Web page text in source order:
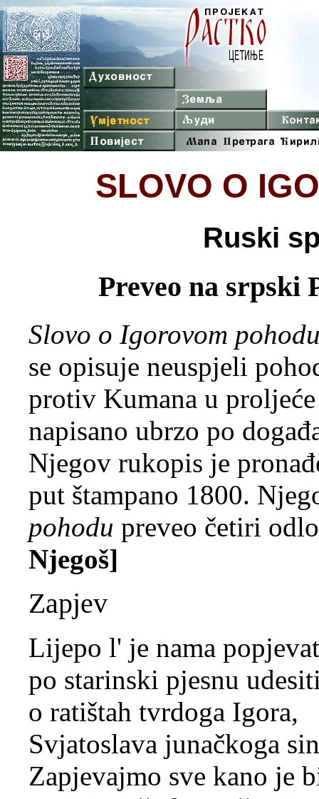
SLOVO O
Ruski
Preveo na srpski
Slovo o Igorovom
se opisuje neuspjeli
protiv Kumana u
napisano ubrzo po
Njegov rukopis je
put štampano 1800.
pohodu preveo četiri
Njegoš]
Zapjev
Lijepo l' je nama
po starinski pjesnu
o ratištah tvrdoga Igora,
Svjatoslava junačkoga
Zapjevajmo sve kano je